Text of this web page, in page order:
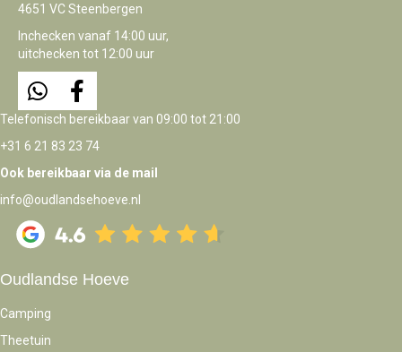
4651 VC Steenbergen
Inchecken vanaf 14:00 uur,
uitchecken tot 12:00 uur
Telefonisch bereikbaar van 09:00 tot 21:00
+31 6 21 83 23 74
Ook bereikbaar via de mail
info@oudlandsehoeve.nl
Oudlandse Hoeve
Camping
Theetuin